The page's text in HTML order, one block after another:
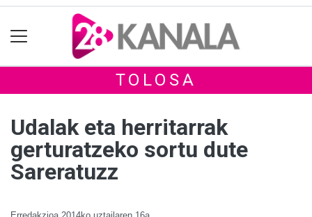
TOLOSA
Udalak eta herritarrak
gerturatzeko sortu dute
Sareratuzz